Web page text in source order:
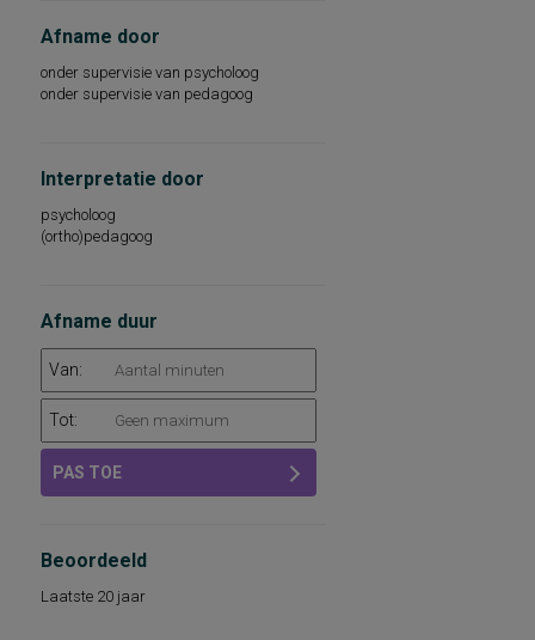
Afname door
onder supervisie van psycholoog
onder supervisie van pedagoog
Interpretatie door
psycholoog
(ortho)pedagoog
Afname duur
Van:
Tot:
PAS TOE
Beoordeeld
Laatste 20 jaar